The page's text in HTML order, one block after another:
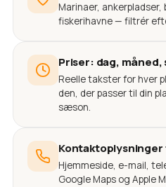
Marinaer,
fiskerihavne — filtrér
Priser: dag,
Reelle takster for hver
den, der passer til din
sæson.
Hjemmeside, e-mail,
Google Maps og Apple